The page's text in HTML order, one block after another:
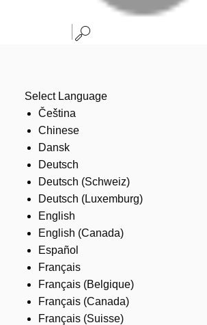
Select Language
Čeština
Chinese
Dansk
Deutsch
Deutsch (Schweiz)
Deutsch (Luxemburg)
English
English (Canada)
Español
Français
Français (Belgique)
Français (Canada)
Français (Suisse)